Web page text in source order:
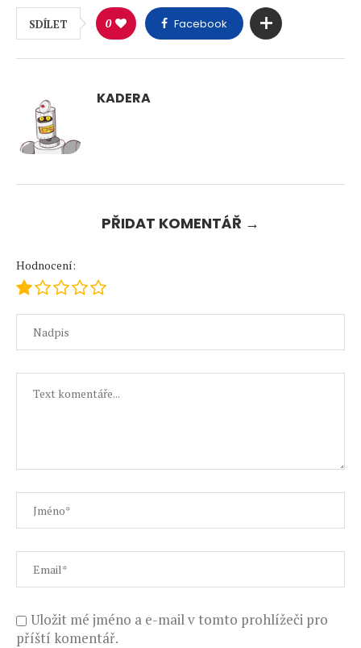
SDÍLET 0 Facebook
KADERA
PŘIDAT KOMENTÁŘ →
Hodnocení:
Uložit mé jméno a e-mail v tomto prohlížeči pro
příští komentář.